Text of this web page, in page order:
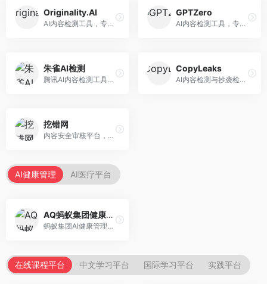
Originality.AI
AI内容检测工具，专注于内容原创性验证。面向内容创作者和出版商，提供AI检测、抄袭检测、批量分析等服务，检测精度高。
GPTZero
AI内容检测工具，专注于AI生成文本识别。面向教育工作者和出版商，提供文本检测、批量分析、API接口等服务，检测准确率高。
朱雀AI检测
腾讯AI内容检测工具，专注于中文内容识别。面向中文用户，提供AI内容检测、文本分析、报告生成等服务，中文检测专业。
CopyLeaks
AI内容检测与抄袭检测平台，专注于内容原创性验证。面向教育机构和出版商，提供AI检测、抄袭检测、多语言支持等服务，检测全面。
挖错网
内容安全审核平台，专注于违规内容检测。面向企业和平台，提供内容审核、敏感词检测、风险预警等服务，安全审核专业。
AI健康管理 AI医疗平台
AQ蚂蚁集团健康管家
蚂蚁集团AI健康管理服务，专注于个人健康监测。面向个人用户，提供健康评估、慢病管理、健康建议等服务，健康管理便捷。
在线课程平台 中文学习平台 国际学习平台 实践平台